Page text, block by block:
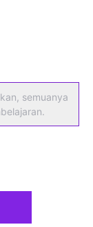
semuanya